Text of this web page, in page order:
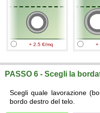
+ 2.5 €/mq +
PASSO 6 - Scegli la
Scegli quale lavorazione
bordo destro del telo.